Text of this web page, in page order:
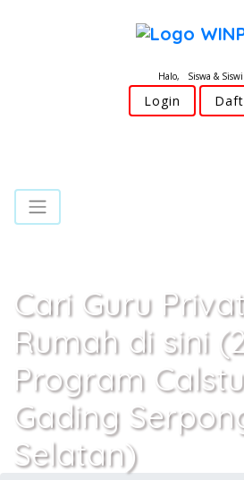
Halo, Siswa & Siswi
Login
Cari Guru
Rumah di sini
Program
Gading
Selatan)